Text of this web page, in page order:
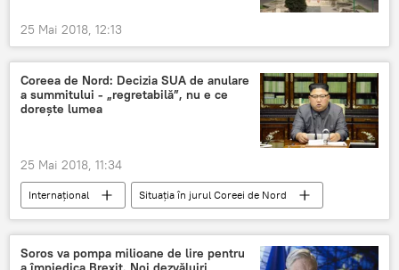
25 Mai 2018, 12:13
Coreea de Nord: Decizia SUA de anulare
a summitului - „regretabilă”, nu e ce
dorește lumea
25 Mai 2018, 11:34
Internaţional Situația în jurul Coreei de Nord
Soros va pompa milioane de lire pentru